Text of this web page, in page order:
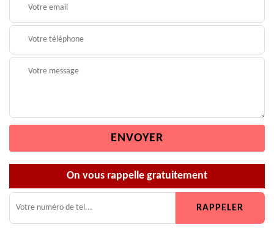
On vous rappelle gratuitement